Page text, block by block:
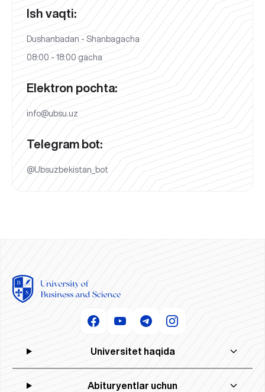
Ish vaqti:
Dushanbadan - Shanbagacha
08:00 - 18:00 gacha
Elektron pochta:
info@ubsu.uz
Telegram bot:
@Ubsuzbekistan_bot
Universitet haqida
Abituryentlar uchun